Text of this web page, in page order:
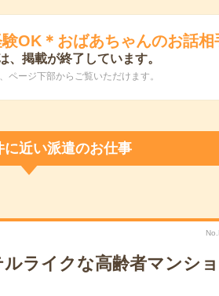
OK＊おばあちゃんのお話相
、掲載が終了しています。
ページ下部からご覧いただけます。
に近い派遣のお仕事
ライクな高齢者マンシ